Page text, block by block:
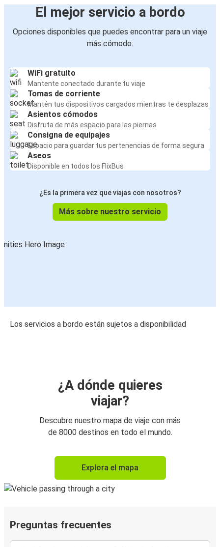
El mejor servicio a bordo
Opciones disponibles que puedes encontrar para un viaje
más cómodo:
WiFi gratuito
Mantente conectado durante tu viaje
Tomas de corriente
Mantén tus dispositivos cargados mientras te desplazas
Asientos cómodos
Disfruta de más espacio para las piernas
Consigna de equipajes
Espacio para guardar tus pertenencias de forma segura
Aseos
Disponible en todos los FlixBus
¿Es la primera vez que viajas con nosotros?
Más sobre nuestro servicio
Los servicios a bordo están sujetos a disponibilidad
¿A dónde quieres
viajar?
Descubre nuestro mapa de viaje con más
de 8000 destinos en todo el mundo.
Explora el mapa
Preguntas frecuentes